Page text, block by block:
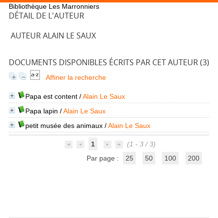
Bibliothèque Les Marronniers
DÉTAIL DE L'AUTEUR
AUTEUR ALAIN LE SAUX
DOCUMENTS DISPONIBLES ÉCRITS PAR CET AUTEUR (3)
Affiner la recherche
Papa est content/Alain Le Saux
Papa lapin /Alain Le Saux
petit musée des animaux/Alain Le Saux
1
(1 - 3 / 3)
Par page :
25 50 100 200